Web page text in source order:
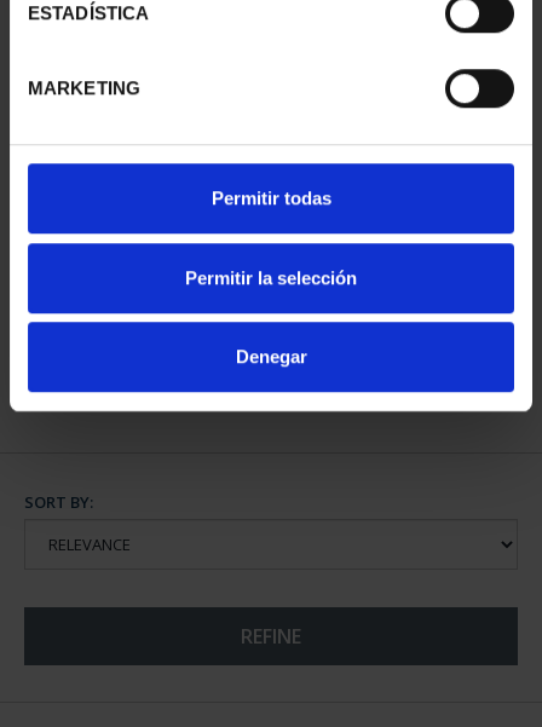
ESTADÍSTICA
MARKETING
Permitir todas
Permitir la selección
Denegar
WORLD HERITAGE
CITIES III - TOLEDO
SORT BY:
REFINE